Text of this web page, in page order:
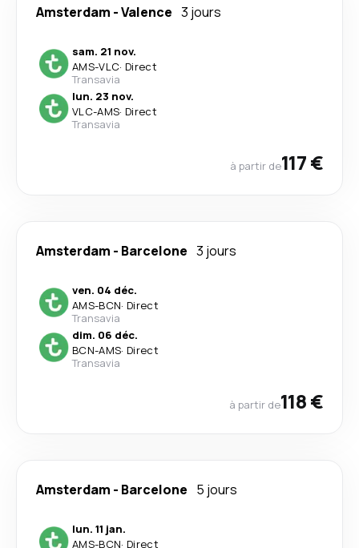
Amsterdam -Valence 3 jours
sam. 21 nov.
AMS-VLC· Direct
Transavia
lun. 23 nov.
VLC-AMS· Direct
Transavia
à partir de117 €
Amsterdam - Barcelone 3 jours
ven. 04 déc.
AMS-BCN· Direct
Transavia
dim. 06 déc.
BCN-AMS· Direct
Transavia
à partir de118 €
Amsterdam - Barcelone 5 jours
lun. 11 jan.
AMS-BCN· Direct